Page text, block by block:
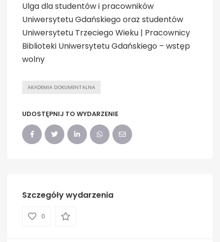
Ulga dla studentów i pracowników
Uniwersytetu Gdańskiego oraz studentów
Uniwersytetu Trzeciego Wieku | Pracownicy
Biblioteki Uniwersytetu Gdańskiego – wstęp
wolny
AKADEMIA DOKUMENTALNA
UDOSTĘPNIJ TO WYDARZENIE
Szczegóły wydarzenia
0